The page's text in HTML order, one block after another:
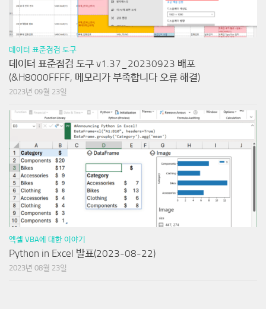
데이터 표준점검 도구
데이터 표준점검 도구 v1.37_20230923 배포
(&H8000FFFF, 메모리가 부족합니다 오류 해결)
2023년 09월 23일
엑셀 VBA에 대한 이야기
Python in Excel 발표(2023-08-22)
2023년 08월 23일